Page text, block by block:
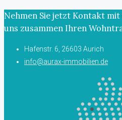
Nehmen Sie jetzt Kontakt mit
uns zusammen Ihren
Hafenstr. 6, 26603 Aurich
info@aurax-immobilien.de